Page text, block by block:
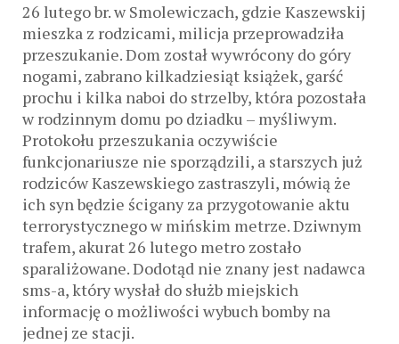
26 lutego br. w Smolewiczach, gdzie Kaszewskij
mieszka z rodzicami, milicja przeprowadziła
przeszukanie. Dom został wywrócony do góry
nogami, zabrano kilkadziesiąt książek, garść
prochu i kilka naboi do strzelby, która pozostała
w rodzinnym domu po dziadku – myśliwym.
Protokołu przeszukania oczywiście
funkcjonariusze nie sporządzili, a starszych już
rodziców Kaszewskiego zastraszyli, mówią że
ich syn będzie ścigany za przygotowanie aktu
terrorystycznego w mińskim metrze. Dziwnym
trafem, akurat 26 lutego metro zostało
sparaliżowane. Dodotąd nie znany jest nadawca
sms-a, który wysłał do służb miejskich
informację o możliwości wybuch bomby na
jednej ze stacji.